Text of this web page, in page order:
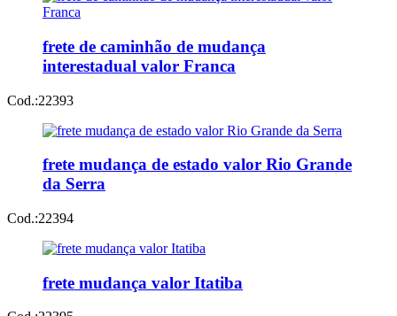
frete de caminhão de mudança
interestadual valor Franca
Cod.:22393
frete mudança de estado valor Rio Grande
da Serra
Cod.:22394
frete mudança valor Itatiba